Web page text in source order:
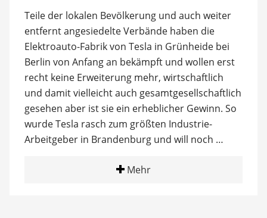
Teile der lokalen Bevölkerung und auch weiter
entfernt angesiedelte Verbände haben die
Elektroauto-Fabrik von Tesla in Grünheide bei
Berlin von Anfang an bekämpft und wollen erst
recht keine Erweiterung mehr, wirtschaftlich
und damit vielleicht auch gesamtgesellschaftlich
gesehen aber ist sie ein erheblicher Gewinn. So
wurde Tesla rasch zum größten Industrie-
Arbeitgeber in Brandenburg und will noch …
Mehr